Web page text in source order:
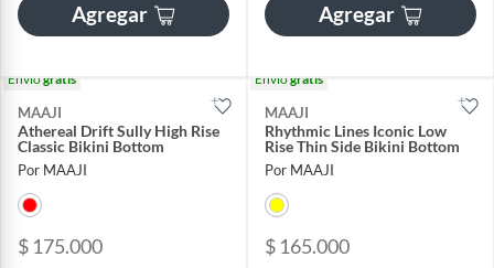
Agregar Agregar
Envíogratis
MAAJI
Athereal Drift Sully High Rise
Classic Bikini Bottom
Por MAAJI
$ 175.000
Envíogratis
MAAJI
Rhythmic Lines Iconic Low
Rise Thin Side Bikini Bottom
Por MAAJI
$ 165.000